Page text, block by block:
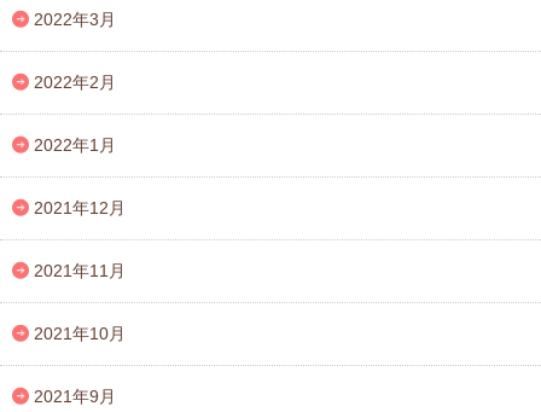
2022年3月
2022年2月
2022年1月
2021年12月
2021年11月
2021年10月
2021年9月